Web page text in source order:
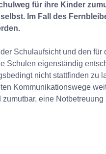
für ihre Kinder
Im Fall des
der Schulaufsicht und den
Schulen eigenständig
nicht stattfinden zu
Kommunikationswege
eine